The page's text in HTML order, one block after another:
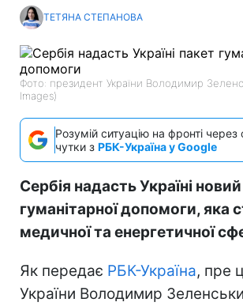
ТЕТЯНА СТЕПАНОВА
Фото: президент України Володимир
Images)
Розумій ситуацію на фронті
чутки з РБК-Україна у Google
Сербія надасть Україні
гуманітарної допомоги, яка
медичної та енергетичної
Як передає РБК-Україна, пре
України Володимир